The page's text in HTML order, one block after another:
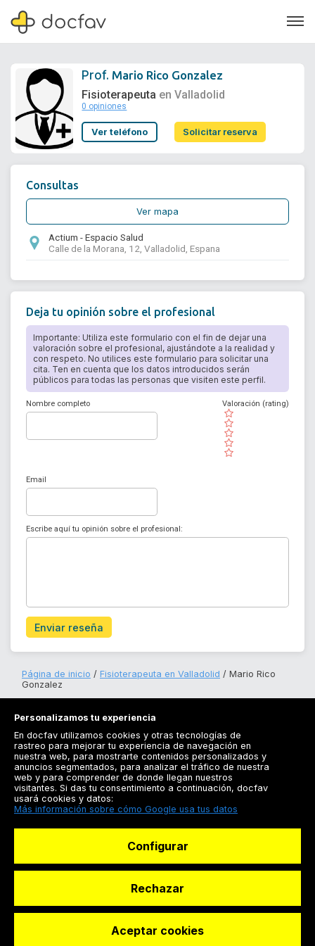
Soporte
Prof. Mario Rico Gonzalez
Fisioterapeuta en Valladolid
0 opiniones
Ver teléfono Solicitar reserva
Consultas
Ver mapa
Actium - Espacio Salud
Calle de la Morana, 12, Valladolid, Espana
Deja tu opinión sobre el profesional
Importante: Utiliza este formulario con el fin de dejar una
valoración sobre el profesional, ajustándote a la realidad y
con respeto. No utilices este formulario para solicitar una
cita. Ten en cuenta que los datos introducidos serán
públicos para todas las personas que visiten este perfil.
Nombre completo
( )
( )
( )
( )
( )
Valoración (rating)
Email
Escribe aquí tu opinión sobre el profesional:
Enviar reseña
Página de inicio Fisioterapeuta en Valladolid
Mario Rico
Gonzalez
Registrarse
Docfav
© Dashboard Technologies S.L
Personalizamos tu experiencia
En docfav utilizamos cookies y otras tecnologías de
rastreo para mejorar tu experiencia de navegación en
nuestra web, para mostrarte contenidos personalizados y
anuncios segmentados, para analizar el tráfico de nuestra
web y para comprender de donde llegan nuestros
visitantes. Si das tu consentimiento a continuación, docfav
usará cookies y datos:
Más información sobre cómo Google usa tus datos
Configurar
Rechazar
Aceptar cookies